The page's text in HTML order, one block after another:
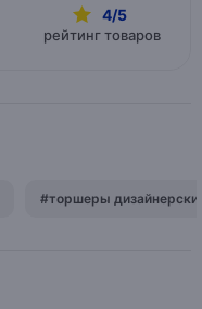
4/5
рейтинг товаров
#торшеры